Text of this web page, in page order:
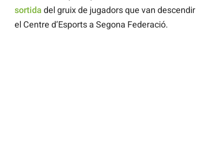
sortida del gruix de jugadors que van descendir
el Centre d’Esports a Segona Federació.